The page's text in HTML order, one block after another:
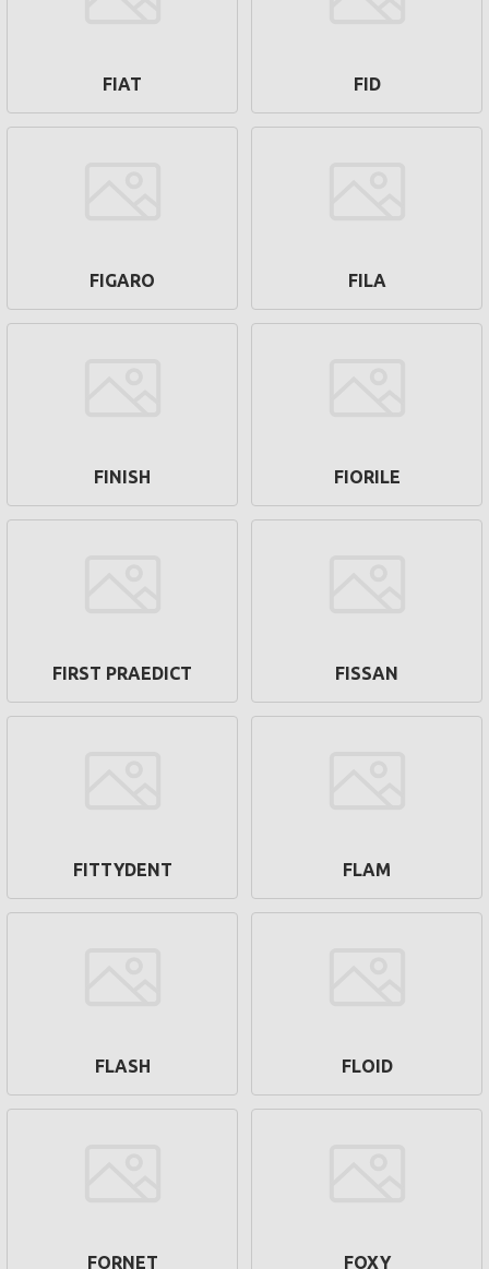
FIAT FID
FIGARO FILA
FINISH FIORILE
FIRST PRAEDICT FISSAN
FITTYDENT FLAM
FLASH FLOID
FORNET FOXY